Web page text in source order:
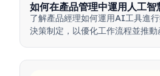
如何在產品管理中運用人工
了解產品經理如何運用AI工具進
決策制定，以優化工作流程並推動